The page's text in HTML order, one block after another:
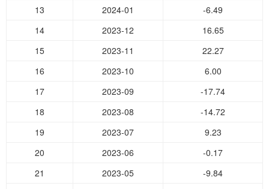
13
2024-01
-6.49
14
2023-12
16.65
15
2023-11
22.27
16
2023-10
6.00
17
2023-09
-17.74
18
2023-08
-14.72
19
2023-07
9.23
20
2023-06
-0.17
21
2023-05
-9.84